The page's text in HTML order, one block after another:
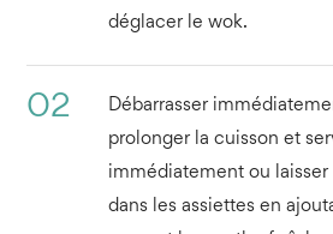
déglacer le wok.
02
Débarrasser
prolonger la cuisson et
immédiatement ou laisser
dans les assiettes en